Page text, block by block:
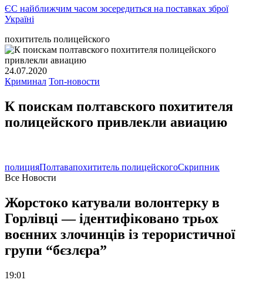
ЄС найближчим часом зосередиться на поставках зброї
Україні
похититель полицейского
24.07.2020
Криминал Топ-новости
К поискам полтавского похитителя
полицейского привлекли авиацию
полицияПолтавапохититель полицейскогоСкрипник
Все Новости
Жорстоко катували волонтерку в
Горлівці — ідентифіковано трьох
воєнних злочинців із терористичної
групи “бєзлєра”
19:01